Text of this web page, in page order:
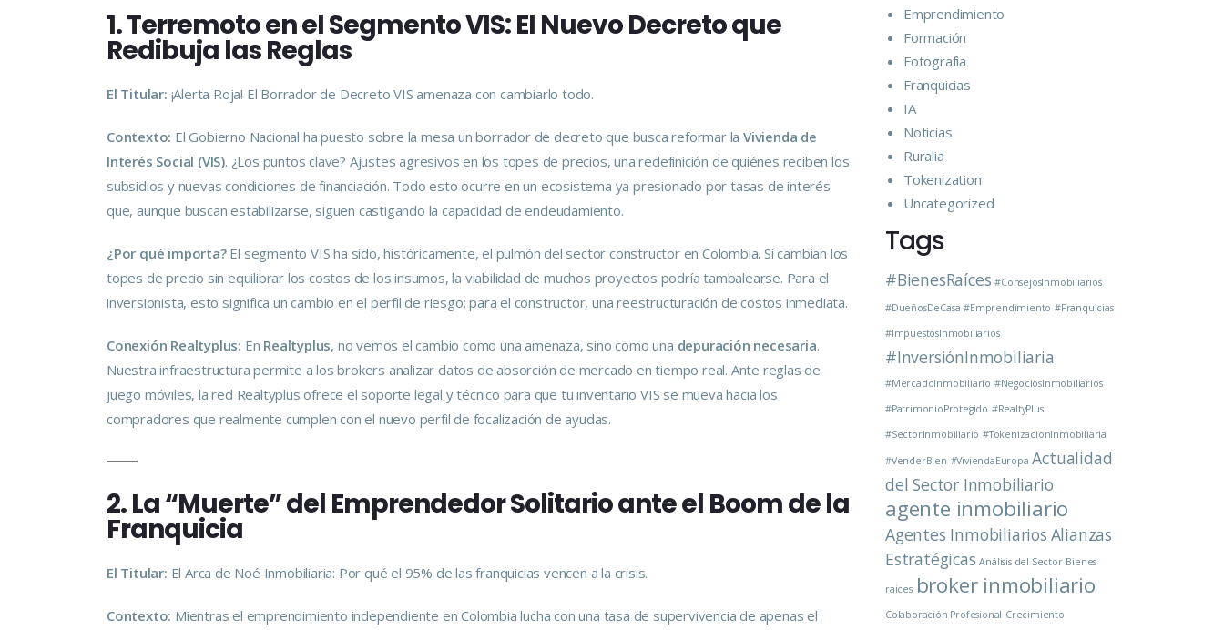
1. Terremoto en el Segmento VIS: El Nuevo Decreto que
Redibuja las Reglas
El Titular: ¡Alerta Roja! El Borrador de Decreto VIS amenaza con cambiarlo todo.
Contexto: El Gobierno Nacional ha puesto sobre la mesa un borrador de decreto que busca reformar laVivienda de
Interés Social (VIS). ¿Los puntos clave? Ajustes agresivos en los topes de precios, una redefinición de quiénes reciben los
subsidios y nuevas condiciones de financiación. Todo esto ocurre en un ecosistema ya presionado por tasas de interés
que, aunque buscan estabilizarse, siguen castigando la capacidad de endeudamiento.
¿Por qué importa?El segmento VIS ha sido, históricamente, el pulmón del sector constructor en Colombia. Si cambian los
topes de precio sin equilibrar los costos de los insumos, la viabilidad de muchos proyectos podría tambalearse. Para el
inversionista, esto significa un cambio en el perfil de riesgo; para el constructor, una reestructuración de costos inmediata.
Conexión Realtyplus: En Realtyplus, no vemos el cambio como una amenaza, sino como una depuración necesaria.
Nuestra infraestructura permite a los brokers analizar datos de absorción de mercado en tiempo real. Ante reglas de
juego móviles, la red Realtyplus ofrece el soporte legal y técnico para que tu inventario VIS se mueva hacia los
compradores que realmente cumplen con el nuevo perfil de focalización de ayudas.
2. La “Muerte” del Emprendedor Solitario ante el Boom de la
Franquicia
El Titular: El Arca de Noé Inmobiliaria: Por qué el 95% de las franquicias vencen a la crisis.
Contexto: Mientras el emprendimiento independiente en Colombia lucha con una tasa de supervivencia de apenas el
Emprendimiento
Formación
Fotografia
Franquicias
IA
Noticias
Ruralia
Tokenization
Uncategorized
Tags
#BienesRaíces #ConsejosInmobiliarios
#DueñosDeCasa #Emprendimiento #Franquicias
#ImpuestosInmobiliarios
#InversiónInmobiliaria
#MercadoInmobiliario #NegociosInmobiliarios
#PatrimonioProtegido #RealtyPlus
#SectorInmobiliario #TokenizacionInmobiliaria
#VenderBien #ViviendaEuropa Actualidad
del Sector Inmobiliario
agente inmobiliario
Agentes Inmobiliarios Alianzas
Estratégicas Análisis del Sector Bienes
raices broker inmobiliario
Colaboración Profesional Crecimiento